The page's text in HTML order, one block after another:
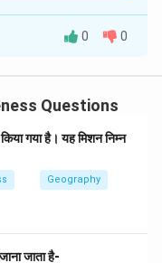
क्षेत्र के बारे में पूछता
का पूर्ण रूप और
Active-learning for
द्वारा शुरू किया गया
(quality) को प्राप्त
0 0
Questions
गया है। यह मिशन निम्न
Geography
जाता है-